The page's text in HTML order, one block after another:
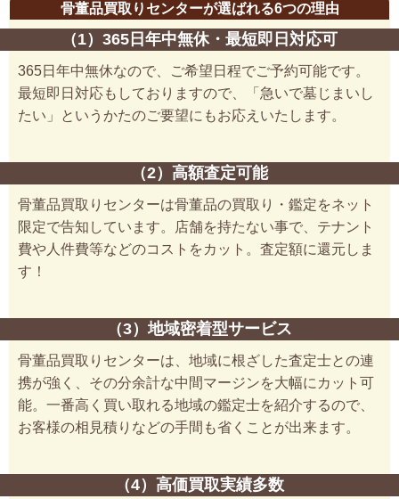
骨董品買取りセンターが選ばれる6つの理由
（1）365日年中無休・最短即日対応可
365日年中無休なので、ご希望日程でご予約可能です。
最短即日対応もしておりますので、「急いで墓じまいし
たい」というかたのご要望にもお応えいたします。
（2）高額査定可能
骨董品買取りセンターは骨董品の買取り・鑑定をネット
限定で告知しています。店舗を持たない事で、テナント
費や人件費等などのコストをカット。査定額に還元しま
す！
（3）地域密着型サービス
骨董品買取りセンターは、地域に根ざした査定士との連
携が強く、その分余計な中間マージンを大幅にカット可
能。一番高く買い取れる地域の鑑定士を紹介するので、
お客様の相見積りなどの手間も省くことが出来ます。
（4）高価買取実績多数